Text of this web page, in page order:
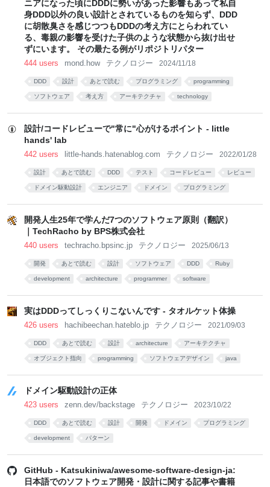
ニアになった頃にDDDに勢いがあった影響もあって私自
身DDD以外の良い設計とされているものを知らず、DDD
に胡散臭さを感じつつもDDDの考え方にとらわれてい
る、毒親の影響を受けた子供のような状態から抜け出せ
ずにいます。 その最たる例がリポジトリパター
444 users mond.how テクノロジー 2024/11/18
DDD 設計 あとで読む プログラミング programming
ソフトウェア 考え方 アーキテクチャ technology
設計/コードレビューで"常に"心がけるポイント - little
hands' lab
442 users little-hands.hatenablog.com テクノロジー 2022/01/28
設計 あとで読む DDD テスト コードレビュー レビュー
ドメイン駆動設計 エンジニア ドメイン プログラミング
開発人生25年で学んだ7つのソフトウェア原則（翻訳）
｜TechRacho by BPS株式会社
440 users techracho.bpsinc.jp テクノロジー 2025/06/13
開発 あとで読む 設計 ソフトウェア DDD Ruby
development architecture programmer software
実はDDDってしっくりこないんです - タオルケット体操
426 users hachibeechan.hateblo.jp テクノロジー 2021/09/03
DDD あとで読む 設計 architecture アーキテクチャ
オブジェクト指向 programming ソフトウェアデザイン java
ドメイン駆動設計の正体
423 users zenn.dev/backstage テクノロジー 2023/10/22
DDD あとで読む 設計 開発 ドメイン プログラミング
development パターン
GitHub - Katsukiniwa/awesome-software-design-ja:
日本語でのソフトウェア開発・設計に関する記事や書籍